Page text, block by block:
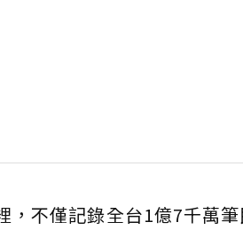
，不僅記錄全台1億7千萬